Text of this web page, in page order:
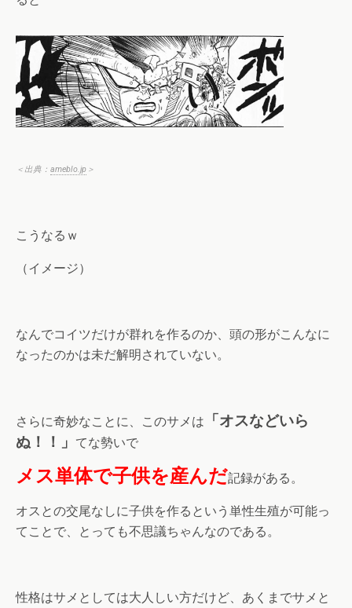
＜出典： ameblo.jp ＞
こうなるｗ
（イメージ）
なんでコイツだけが群れを作るのか、頭の形がこんなに
なったのかは未だ解明されていない。
さらに奇妙なことに、このサメは
「オスなどいら
ぬ！！」 てな勢いで
メス単体で子供を産んだ記録がある。
オスとの交尾なしに子供を作るという単性生殖が可能っ
てことで、とっても不思議ちゃんなのである。
性格はサメとしては大人しい方だけど、あくまでサメと